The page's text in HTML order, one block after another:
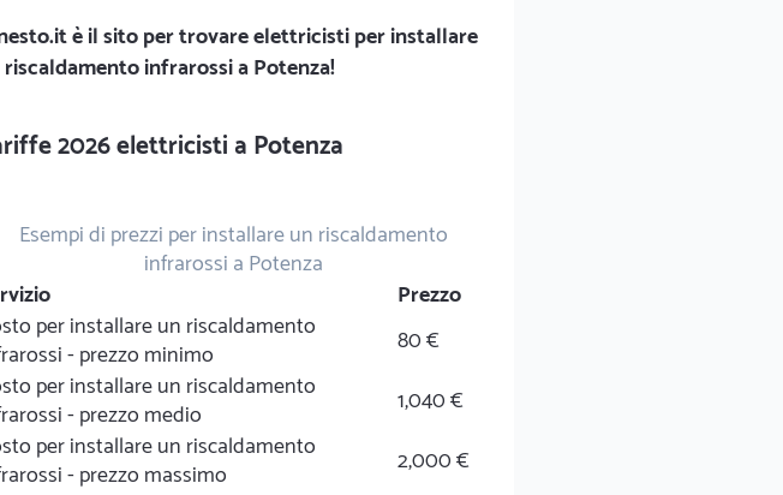
è il sito per trovare elettricisti per installare
infrarossi a Potenza!
2026 elettricisti a Potenza
Esempi di prezzi per installare un riscaldamento
infrarossi a Potenza
Prezzo
per installare un riscaldamento
- prezzo minimo
80 €
per installare un riscaldamento
- prezzo medio
1,040 €
per installare un riscaldamento
- prezzo massimo
2,000 €